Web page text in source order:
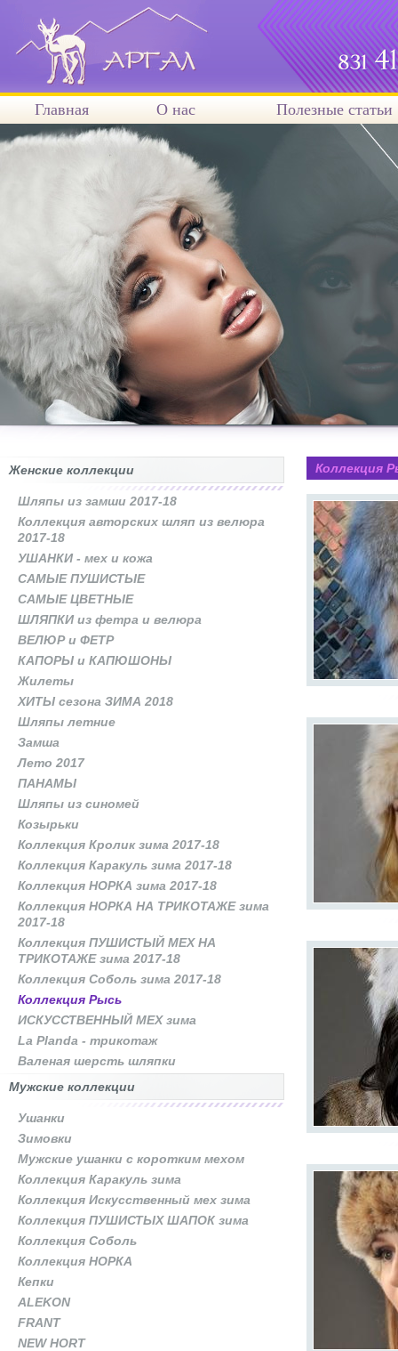
Главная О нас Полезные статьи
Женские коллекции
Шляпы из замши 2017-18
Коллекция авторских шляп из велюра
2017-18
УШАНКИ - мех и кожа
САМЫЕ ПУШИСТЫЕ
САМЫЕ ЦВЕТНЫЕ
ШЛЯПКИ из фетра и велюра
ВЕЛЮР и ФЕТР
КАПОРЫ и КАПЮШОНЫ
Жилеты
ХИТЫ сезона ЗИМА 2018
Шляпы летние
Замша
Лето 2017
ПАНАМЫ
Шляпы из синомей
Козырьки
Коллекция Кролик зима 2017-18
Коллекция Каракуль зима 2017-18
Коллекция НОРКА зима 2017-18
Коллекция НОРКА НА ТРИКОТАЖЕ зима
2017-18
Коллекция ПУШИСТЫЙ МЕХ НА
ТРИКОТАЖЕ зима 2017-18
Коллекция Соболь зима 2017-18
Коллекция Рысь
ИСКУССТВЕННЫЙ МЕХ зима
La Planda - трикотаж
Валеная шерсть шляпки
Мужские коллекции
Ушанки
Зимовки
Мужские ушанки с коротким мехом
Коллекция Каракуль зима
Коллекция Искусственный мех зима
Коллекция ПУШИСТЫХ ШАПОК зима
Коллекция Соболь
Коллекция НОРКА
Кепки
ALEKON
FRANT
NEW HORT
Коллекция